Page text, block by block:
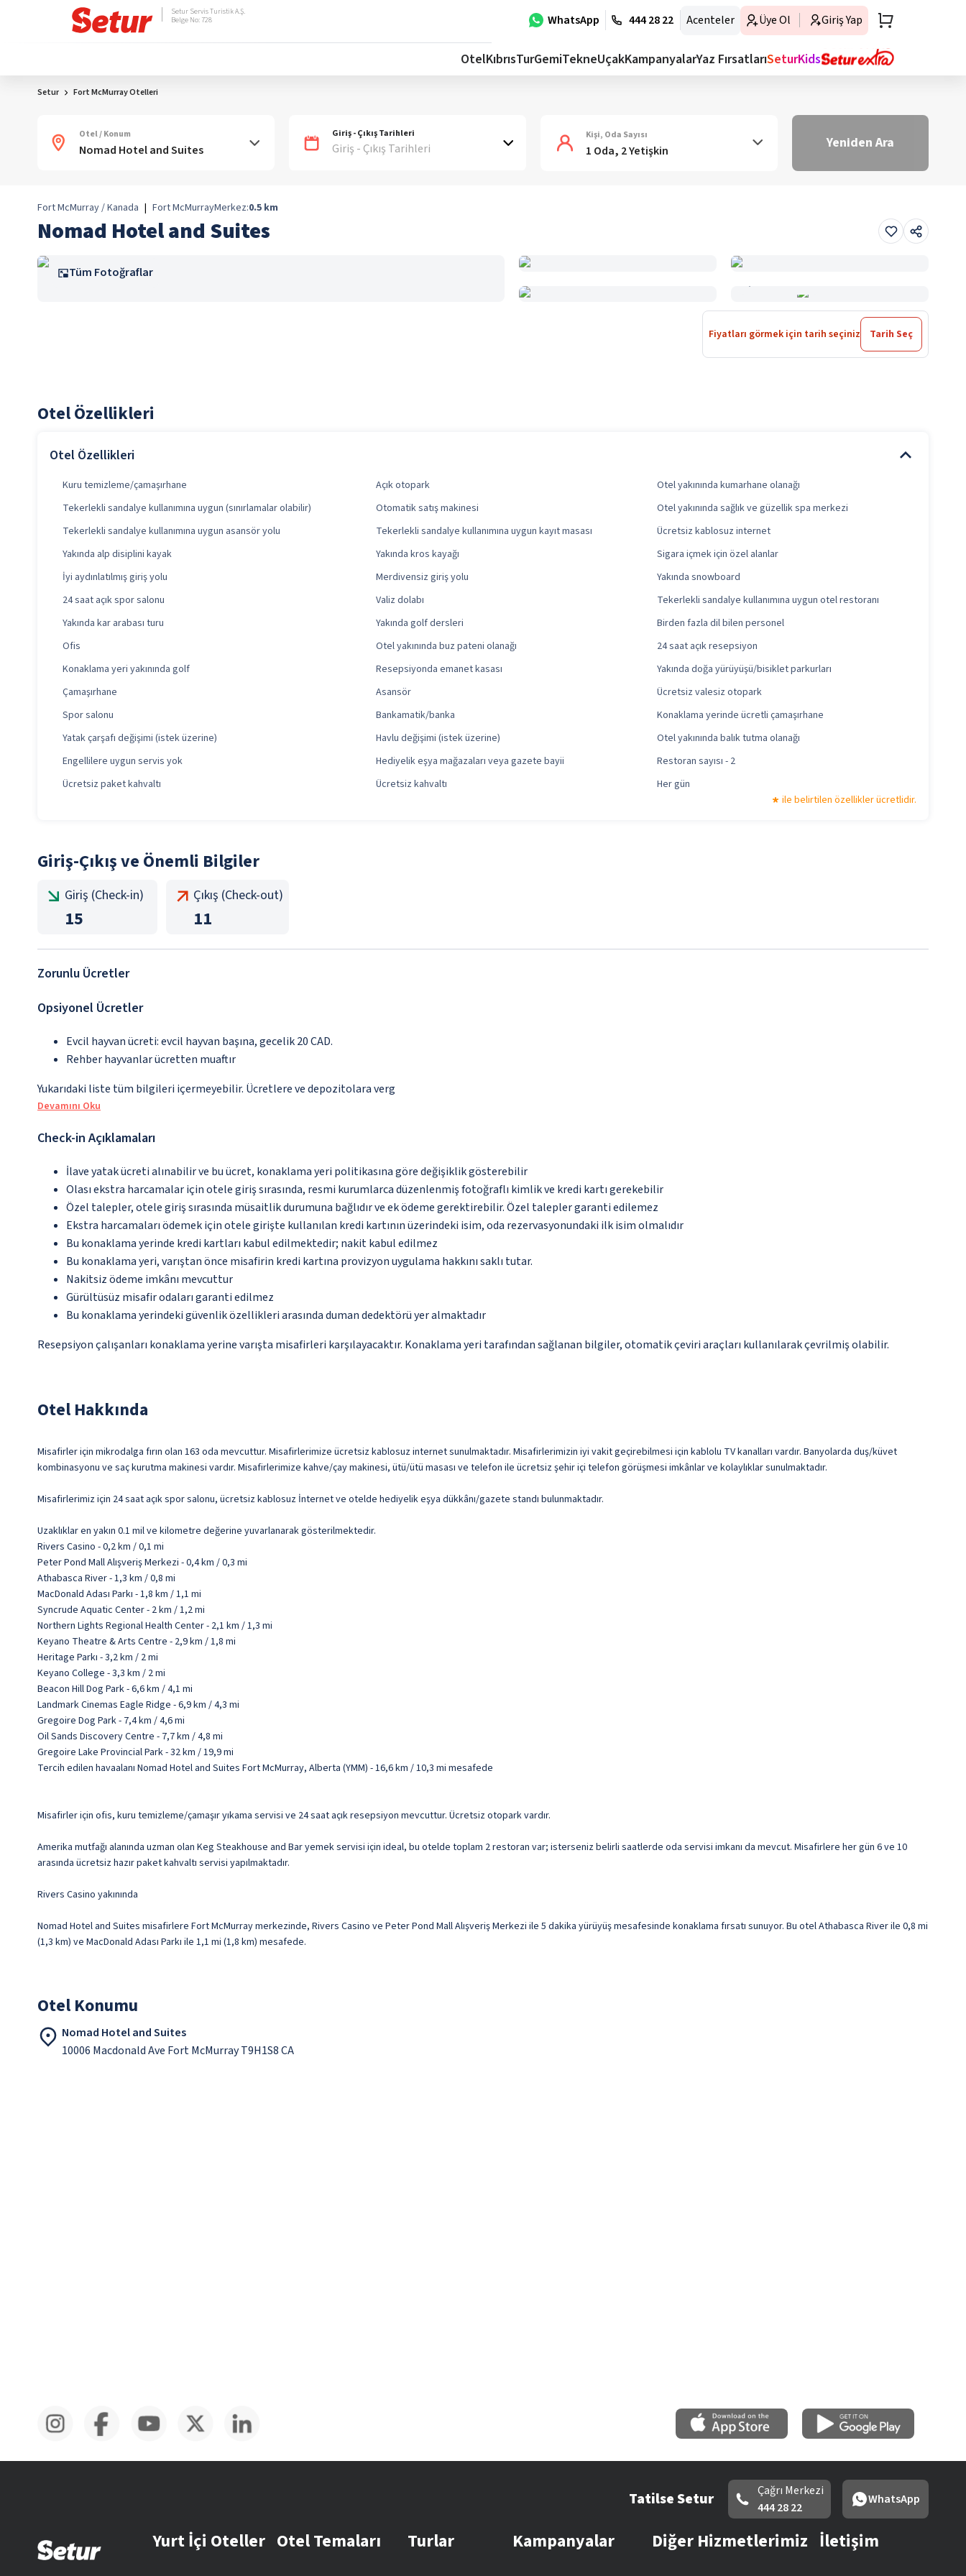
WhatsApp 444 28 22 Acenteler Üye Ol Giriş Yap
Setur Servis Turistik A.Ş.
Belge No: 728
OtelKıbrısTurGemiTekneUçakKampanyalarYaz FırsatlarıSeturKids
Setur Fort McMurray Otelleri
Otel / Konum Giriş - Çıkış Tarihleri
Giriş - Çıkış Tarihleri
Kişi, Oda Sayısı
1 Oda, 2 Yetişkin Yeniden Ara
Fort McMurray / Kanada | Fort McMurrayMerkez:0.5 km
Nomad Hotel and Suites
Tüm Fotoğraflar
Fiyatları görmek için tarih seçiniz Tarih Seç
Otel Özellikleri
Otel Özellikleri
Kuru temizleme/çamaşırhane Açık otopark
Otel yakınında kumarhane olanağı
Tekerlekli sandalye kullanımına uygun (sınırlamalar olabilir)
Otomatik satış makinesi
Otel yakınında sağlık ve güzellik spa merkezi
Tekerlekli sandalye kullanımına uygun asansör yolu
Tekerlekli sandalye kullanımına uygun kayıt masası
Ücretsiz kablosuz internet
Yakında alp disiplini kayak
Yakında kros kayağı
Sigara içmek için özel alanlar
İyi aydınlatılmış giriş yolu
Merdivensiz giriş yolu
Yakında snowboard
24 saat açık spor salonu
Valiz dolabı
Tekerlekli sandalye kullanımına uygun otel restoranı
Yakında kar arabası turu
Yakında golf dersleri
Birden fazla dil bilen personel
Ofis
Otel yakınında buz pateni olanağı
24 saat açık resepsiyon
Konaklama yeri yakınında golf
Resepsiyonda emanet kasası
Yakında doğa yürüyüşü/bisiklet parkurları
Çamaşırhane
Asansör
Ücretsiz valesiz otopark
Spor salonu
Bankamatik/banka
Konaklama yerinde ücretli çamaşırhane
Yatak çarşafı değişimi (istek üzerine)
Havlu değişimi (istek üzerine)
Otel yakınında balık tutma olanağı
Engellilere uygun servis yok
Hediyelik eşya mağazaları veya gazete bayii
Restoran sayısı - 2
Ücretsiz paket kahvaltı
Ücretsiz kahvaltı
Her gün
ile belirtilen özellikler ücretlidir.
Giriş-Çıkış ve Önemli Bilgiler
Giriş (Check-in)
15
Çıkış (Check-out)
11
Zorunlu Ücretler
Opsiyonel Ücretler
Evcil hayvan ücreti: evcil hayvan başına, gecelik 20 CAD.
Rehber hayvanlar ücretten muaftır
Yukarıdaki liste tüm bilgileri içermeyebilir. Ücretlere ve depozitolara verg
Devamını Oku
Check-in Açıklamaları
İlave yatak ücreti alınabilir ve bu ücret, konaklama yeri politikasına göre değişiklik gösterebilir
Olası ekstra harcamalar için otele giriş sırasında, resmi kurumlarca düzenlenmiş fotoğraflı kimlik ve kredi kartı gerekebilir
Özel talepler, otele giriş sırasında müsaitlik durumuna bağlıdır ve ek ödeme gerektirebilir. Özel talepler garanti edilemez
Ekstra harcamaları ödemek için otele girişte kullanılan kredi kartının üzerindeki isim, oda rezervasyonundaki ilk isim olmalıdır
Bu konaklama yerinde kredi kartları kabul edilmektedir; nakit kabul edilmez
Bu konaklama yeri, varıştan önce misafirin kredi kartına provizyon uygulama hakkını saklı tutar.
Nakitsiz ödeme imkânı mevcuttur
Gürültüsüz misafir odaları garanti edilmez
Bu konaklama yerindeki güvenlik özellikleri arasında duman dedektörü yer almaktadır
Resepsiyon çalışanları konaklama yerine varışta misafirleri karşılayacaktır. Konaklama yeri tarafından sağlanan bilgiler, otomatik çeviri araçları kullanılarak çevrilmiş olabilir.
Otel Hakkında
Misafirler için mikrodalga fırın olan 163 oda mevcuttur. Misafirlerimize ücretsiz kablosuz internet sunulmaktadır. Misafirlerimizin iyi vakit geçirebilmesi için kablolu TV kanalları vardır. Banyolarda duş/küvet
kombinasyonu ve saç kurutma makinesi vardır. Misafirlerimize kahve/çay makinesi, ütü/ütü masası ve telefon ile ücretsiz şehir içi telefon görüşmesi imkânlar ve kolaylıklar sunulmaktadır.
Misafirlerimiz için 24 saat açık spor salonu, ücretsiz kablosuz İnternet ve otelde hediyelik eşya dükkânı/gazete standı bulunmaktadır.
Uzaklıklar en yakın 0.1 mil ve kilometre değerine yuvarlanarak gösterilmektedir.
Rivers Casino - 0,2 km / 0,1 mi
Peter Pond Mall Alışveriş Merkezi - 0,4 km / 0,3 mi
Athabasca River - 1,3 km / 0,8 mi
MacDonald Adası Parkı - 1,8 km / 1,1 mi
Syncrude Aquatic Center - 2 km / 1,2 mi
Northern Lights Regional Health Center - 2,1 km / 1,3 mi
Keyano Theatre & Arts Centre - 2,9 km / 1,8 mi
Heritage Parkı - 3,2 km / 2 mi
Keyano College - 3,3 km / 2 mi
Beacon Hill Dog Park - 6,6 km / 4,1 mi
Landmark Cinemas Eagle Ridge - 6,9 km / 4,3 mi
Gregoire Dog Park - 7,4 km / 4,6 mi
Oil Sands Discovery Centre - 7,7 km / 4,8 mi
Gregoire Lake Provincial Park - 32 km / 19,9 mi
Tercih edilen havaalanı Nomad Hotel and Suites Fort McMurray, Alberta (YMM) - 16,6 km / 10,3 mi mesafede
Misafirler için ofis, kuru temizleme/çamaşır yıkama servisi ve 24 saat açık resepsiyon mevcuttur. Ücretsiz otopark vardır.
Amerika mutfağı alanında uzman olan Keg Steakhouse and Bar yemek servisi için ideal, bu otelde toplam 2 restoran var; isterseniz belirli saatlerde oda servisi imkanı da mevcut. Misafirlere her gün 6 ve 10
arasında ücretsiz hazır paket kahvaltı servisi yapılmaktadır.
Rivers Casino yakınında
Nomad Hotel and Suites misafirlere Fort McMurray merkezinde, Rivers Casino ve Peter Pond Mall Alışveriş Merkezi ile 5 dakika yürüyüş mesafesinde konaklama fırsatı sunuyor. Bu otel Athabasca River ile 0,8 mi
(1,3 km) ve MacDonald Adası Parkı ile 1,1 mi (1,8 km) mesafede.
Otel Konumu
Nomad Hotel and Suites
10006 Macdonald Ave Fort McMurray T9H1S8 CA
Tatilse Setur
Çağrı Merkezi
444 28 22
WhatsApp
Yurt İçi Oteller Otel Temaları Turlar Kampanyalar Diğer Hizmetlerimiz İletişim